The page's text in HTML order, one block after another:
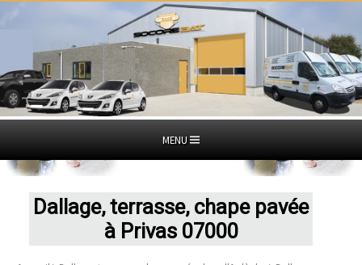
MENU
Dallage, terrasse, chape pavée
à Privas 07000